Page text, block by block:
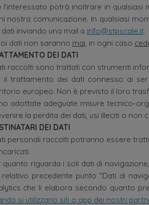
l’interessato potrà inoltrare in
nostra comunicazione. In qualsiasi
dati inviando una mail a info@stpscale.it.
dati non saranno mai , in ogni caso
DEI DATI
raccolti sono trattati con strumenti
il trattamento dei dati connesso ai
europeo. Non è previsto il loro
adottate adeguate misure tecnico-
la perdita dei dati, usi illeciti o non
DEI DATI
personali raccolti potranno essere
quanto riguarda i soli dati di
relativo precedente punto “Dati di
che li elabora secondo quanto
si utilizzano siti o app dei nostri